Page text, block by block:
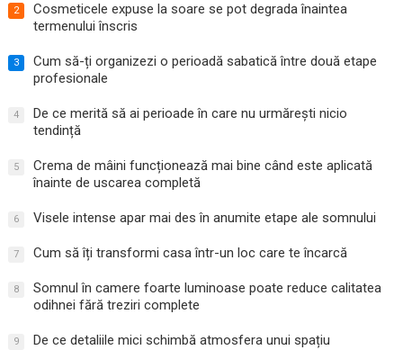
2
Cosmeticele expuse la soare se pot degrada înaintea
termenului înscris
3
Cum să-ți organizezi o perioadă sabatică între două etape
profesionale
4
De ce merită să ai perioade în care nu urmărești nicio
tendință
5
Crema de mâini funcționează mai bine când este aplicată
înainte de uscarea completă
6 Visele intense apar mai des în anumite etape ale somnului
7 Cum să îți transformi casa într-un loc care te încarcă
8
Somnul în camere foarte luminoase poate reduce calitatea
odihnei fără treziri complete
9 De ce detaliile mici schimbă atmosfera unui spațiu